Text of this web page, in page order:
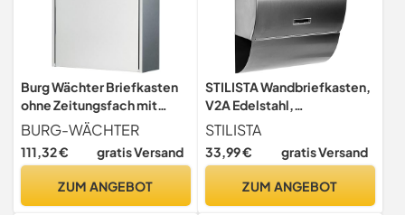
Burg Wächter Briefkasten
ohne Zeitungsfach mit
Namensschild, Rostfreier
Edelstahl, Einwurf-Format
DIN C4, Inkl. 2 Schlüssel,
BURG-WÄCHTER
111,32 € gratis Versand
ZUM ANGEBOT
STILISTA Wandbriefkasten,
V2A Edelstahl,
Zeitungsfach, Modellwahl,
Halbrund
STILISTA
33,99 € gratis Versand
ZUM ANGEBOT